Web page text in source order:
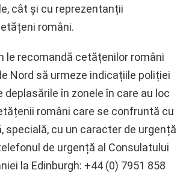
cât și cu reprezentanții
români.
le recomandă cetățenilor români
Nord să urmeze indicațiile poliției
deplasările în zonele în care au loc
români care se confruntă cu
specială, cu un caracter de urgență
de urgență al Consulatului
la Edinburgh: +44 (0) 7951 858